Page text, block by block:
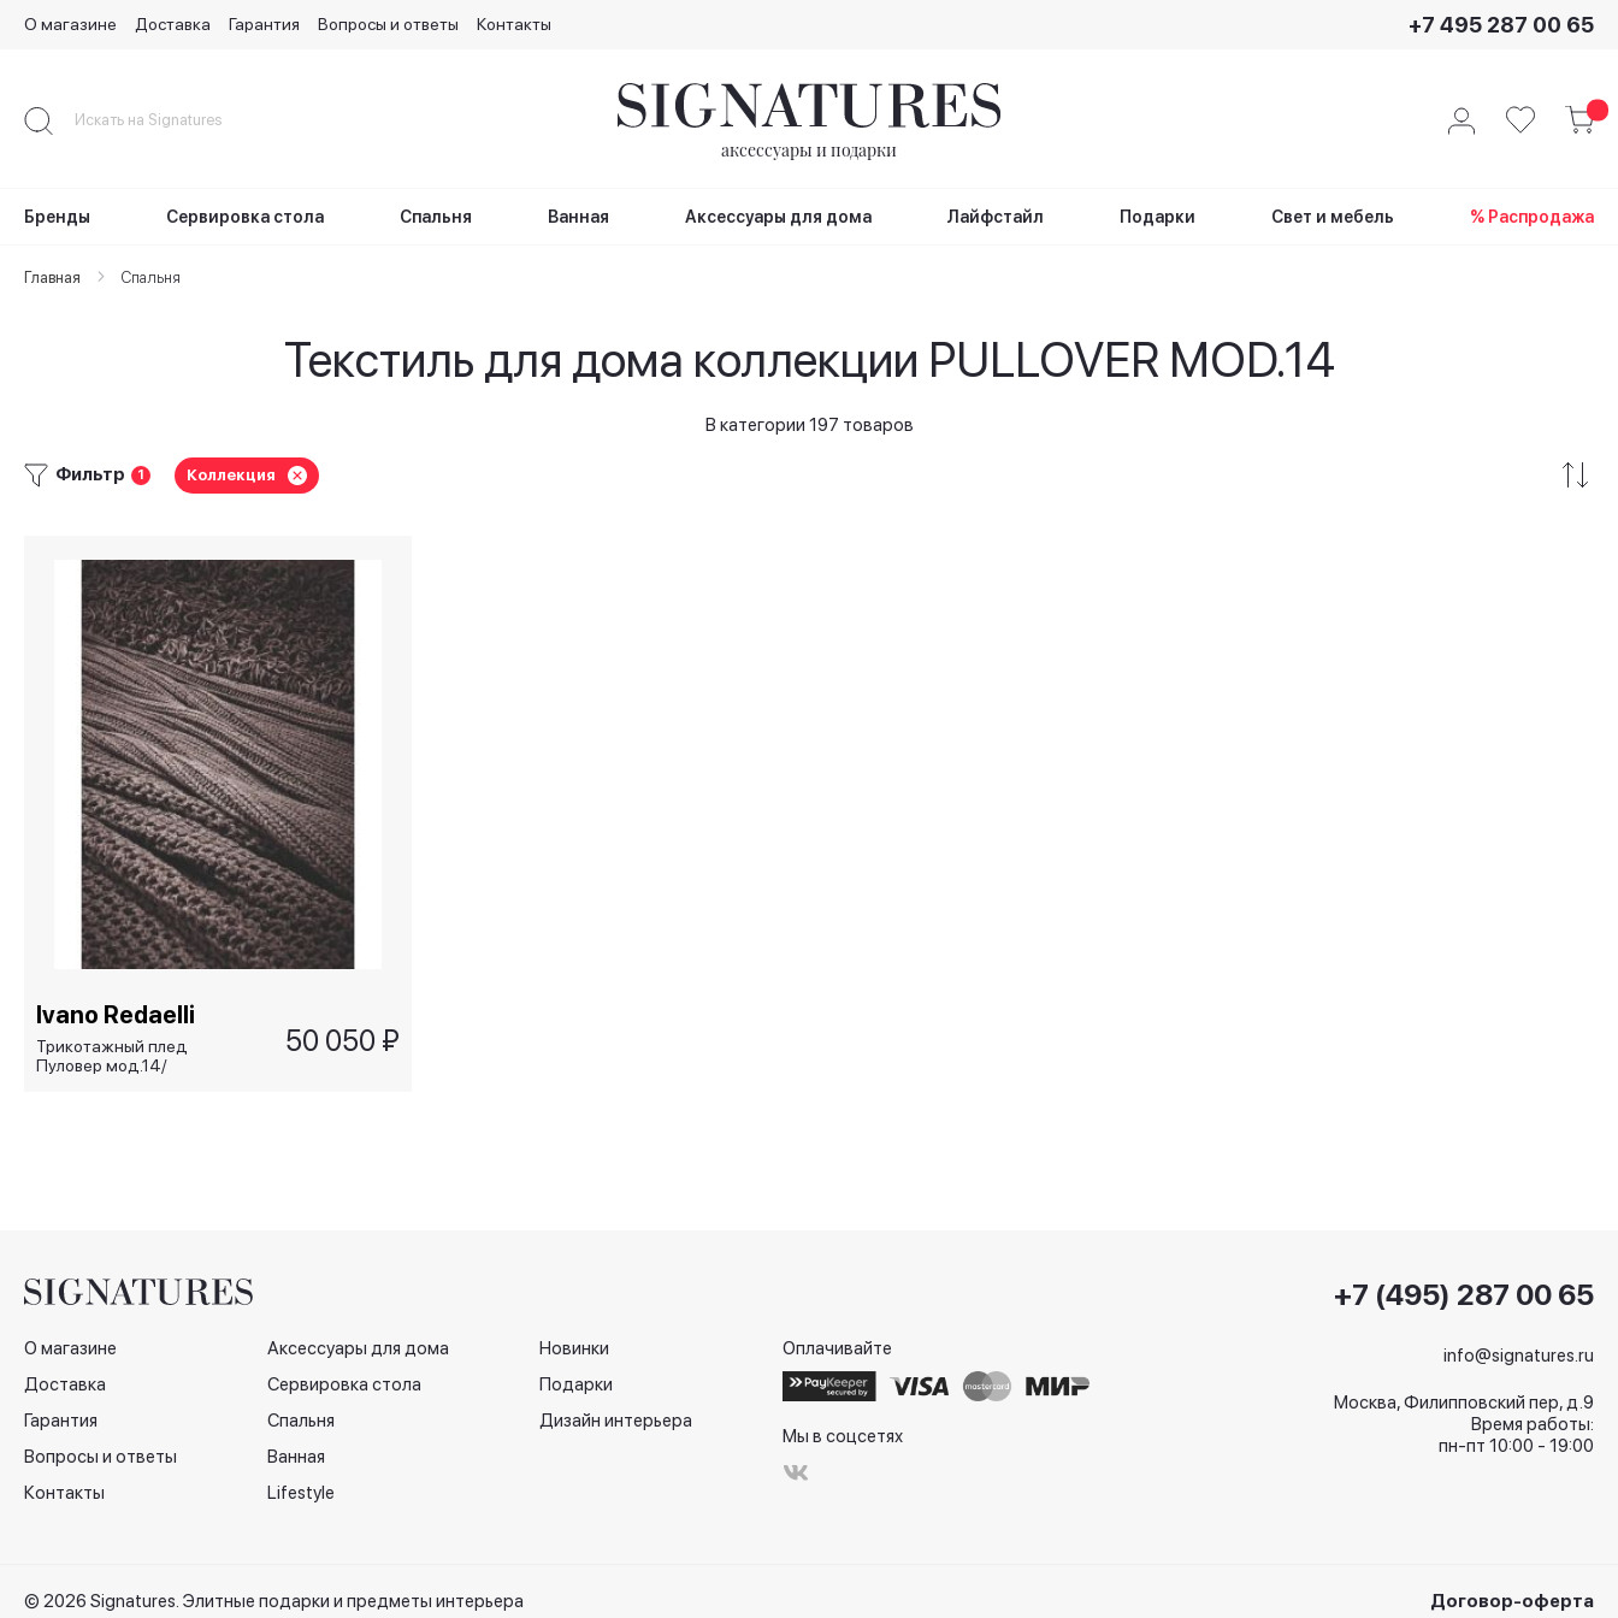
Content
О магазине Доставка Гарантия Вопросы и ответы Контакты +7 495 287 00 65
аксессуары и подарки
Бренды Сервировка стола Спальня Ванная Аксессуары для дома Лайфстайл Подарки Свет и мебель % Распродажа
Главная Спальня
Текстиль для дома коллекции PULLOVER MOD.14
В категории 197 товаров
Фильтр 1 Коллекция
Ivano Redaelli
Трикотажный плед
Пуловер мод.14/
50 050 ₽
+7 (495) 287 00 65
О магазине
Доставка
Гарантия
Вопросы и ответы
Контакты
Аксессуары для дома
Сервировка стола
Спальня
Ванная
Lifestyle
Новинки
Подарки
Дизайн интерьера
Оплачивайте
Мы в соцсетях
info@signatures.ru
Москва, Филипповский пер, д.9
Время работы:
пн-пт 10:00 - 19:00
© 2026 Signatures. Элитные подарки и предметы интерьера Договор-оферта